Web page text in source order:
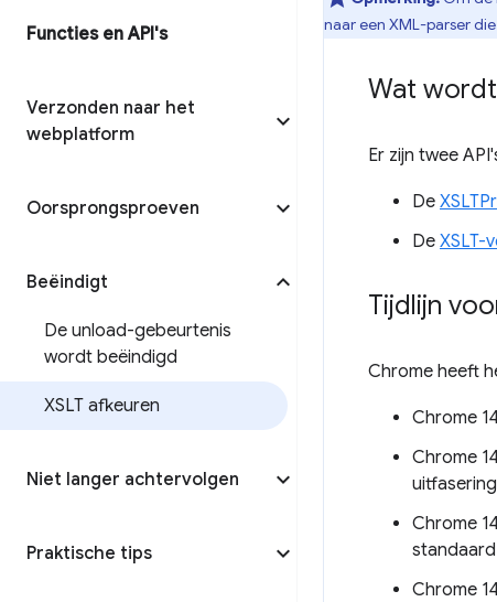
Functies en API's
Verzonden naar het
webplatform
Oorsprongsproeven
Beëindigt
De unload-gebeurtenis
wordt beëindigd
XSLT afkeuren
Niet langer achtervolgen
Praktische tips
naar een XML-parser
Wat
Er zijn twee
De
De XSLT-
Tijdlijn
Chrome heeft
Chrome
Chrome
Chrome
Chrome